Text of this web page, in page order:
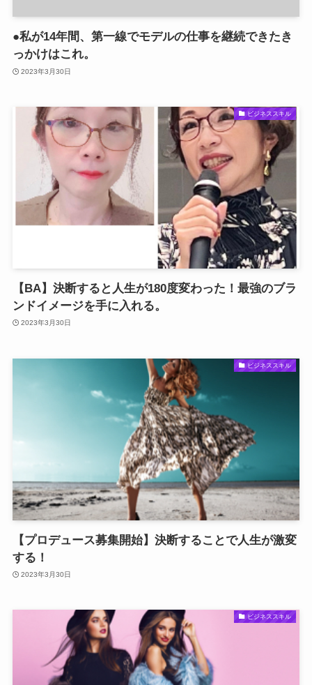
●私が14年間、第一線でモデルの仕事を継続できたき
っかけはこれ。
2023年3月30日
ビジネススキル
【BA】決断すると人生が180度変わった！最強のブラ
ンドイメージを手に入れる。
2023年3月30日
ビジネススキル
【プロデュース募集開始】決断することで人生が激変
する！
2023年3月30日
ビジネススキル